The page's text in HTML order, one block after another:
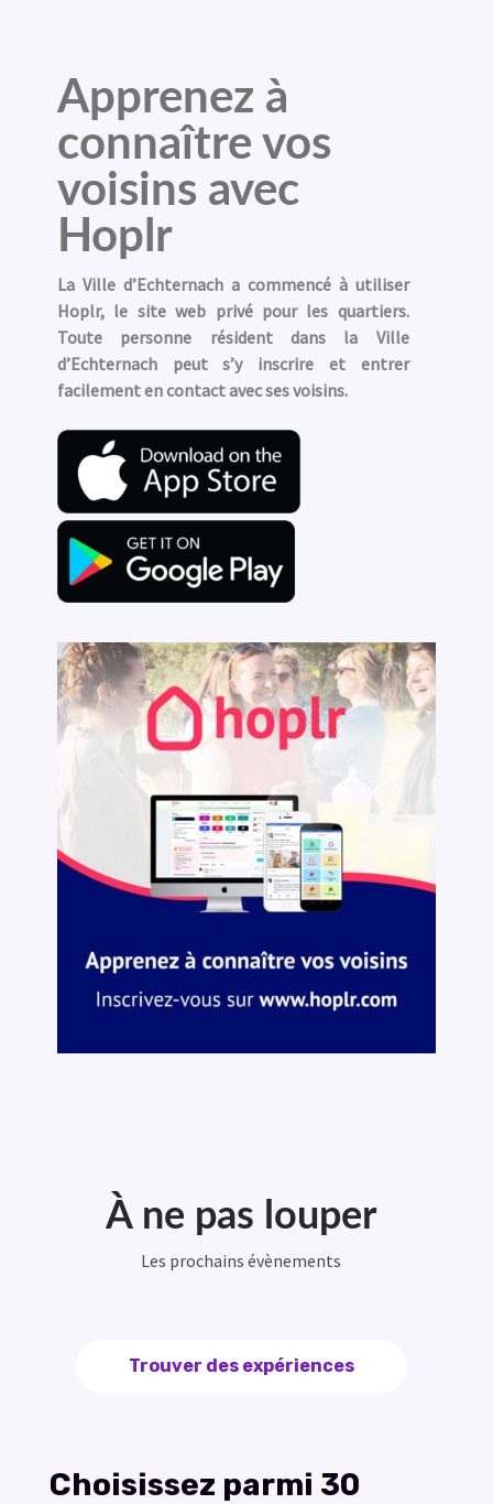
Apprenez à
connaître vos
voisins avec
Hoplr
La Ville d’Echternach a commencé à utiliser
Hoplr, le site web privé pour les quartiers.
Toute personne résident dans la Ville
d’Echternach peut s’y inscrire et entrer
facilement en contact avec ses voisins.
À ne pas louper
Les prochains évènements